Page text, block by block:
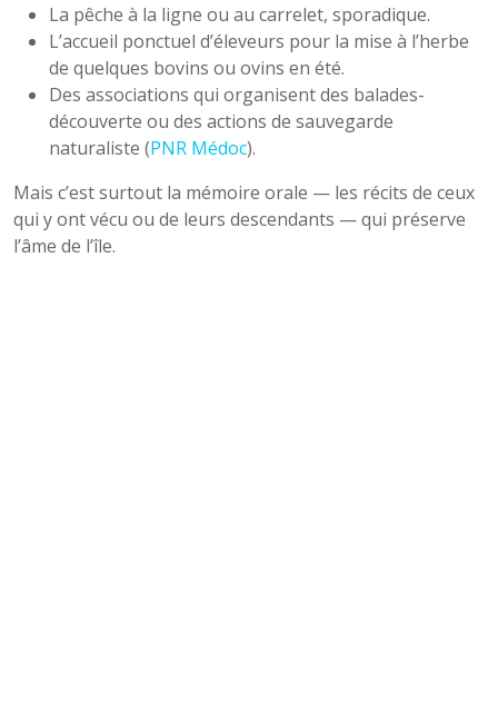
La pêche à la ligne ou au carrelet, sporadique.
L’accueil ponctuel d’éleveurs pour la mise à l’herbe
de quelques bovins ou ovins en été.
Des associations qui organisent des balades-
découverte ou des actions de sauvegarde
naturaliste (PNR Médoc).
Mais c’est surtout la mémoire orale — les récits de ceux
qui y ont vécu ou de leurs descendants — qui préserve
l’âme de l’île.